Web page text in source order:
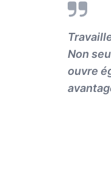
Non
ouvre